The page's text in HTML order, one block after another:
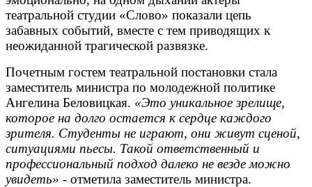
театральной студии «Слово» показали цепь
забавных событий, вместе с тем приводящих к
неожиданной трагической развязке.
Почетным гостем театральной постановки стала
заместитель министра по молодежной политике
Ангелина Беловицкая. «Это уникальное зрелище,
которое на долго остается к сердце каждого
зрителя. Студенты не играют, они живут сценой,
ситуациями пьесы. Такой ответственный и
профессиональный подход далеко не везде можно
увидеть» - отметила заместитель министра.